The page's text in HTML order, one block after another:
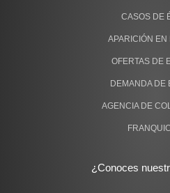
CASOS DE
APARICIÓN EN
OFERTAS DE
DEMANDA DE
AGENCIA DE
¿Conoces